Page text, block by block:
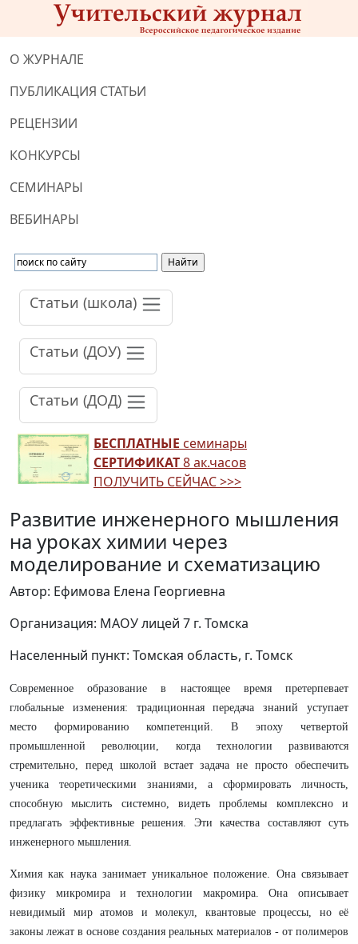
О ЖУРНАЛЕ
ПУБЛИКАЦИЯ СТАТЬИ
РЕЦЕНЗИИ
КОНКУРСЫ
СЕМИНАРЫ
ВЕБИНАРЫ
Статьи (школа)
Статьи (ДОУ)
Статьи (ДОД)
БЕСПЛАТНЫЕ семинары
СЕРТИФИКАТ8 ак.часов
ПОЛУЧИТЬ СЕЙЧАС >>>
Развитие инженерного мышления
на уроках химии через
моделирование и схематизацию
Автор: Ефимова Елена Георгиевна
Организация: МАОУ лицей 7 г. Томска
Населенный пункт: Томская область, г. Томск
Современное образование в настоящее время претерпевает
глобальные изменения: традиционная передача знаний уступает
место формированию компетенций. В эпоху четвертой
промышленной революции, когда технологии развиваются
стремительно, перед школой встает задача не просто обеспечить
ученика теоретическими знаниями, а сформировать личность,
способную мыслить системно, видеть проблемы комплексно и
предлагать эффективные решения. Эти качества составляют суть
инженерного мышления.
Химия как наука занимает уникальное положение. Она связывает
физику микромира и технологии макромира. Она описывает
невидимый мир атомов и молекул, квантовые процессы, но её
законы лежат в основе создания реальных материалов - от полимеров